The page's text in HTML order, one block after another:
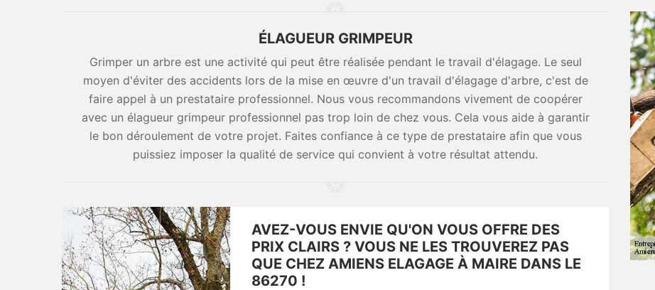
ÉLAGUEUR GRIMPEUR
Grimper un arbre est une activité qui peut être réalisée pendant le travail d'élagage. Le seul
moyen d'éviter des accidents lors de la mise en œuvre d'un travail d'élagage d'arbre, c'est de
faire appel à un prestataire professionnel. Nous vous recommandons vivement de coopérer
avec un élagueur grimpeur professionnel pas trop loin de chez vous. Cela vous aide à garantir
le bon déroulement de votre projet. Faites confiance à ce type de prestataire afin que vous
puissiez imposer la qualité de service qui convient à votre résultat attendu.
AVEZ-VOUS ENVIE QU'ON VOUS OFFRE DES
PRIX CLAIRS ? VOUS NE LES TROUVEREZ PAS
QUE CHEZ AMIENS ELAGAGE À MAIRE DANS LE
86270 !